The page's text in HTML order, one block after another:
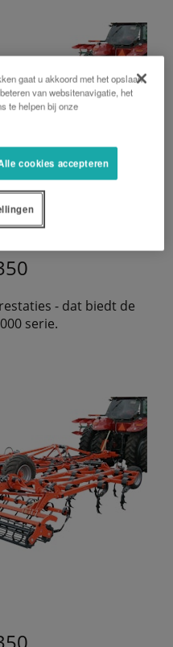
- dat biedt de
serie.
gaat u akkoord met het opslaan
van websitenavigatie, het
te helpen bij onze
cookies accepteren